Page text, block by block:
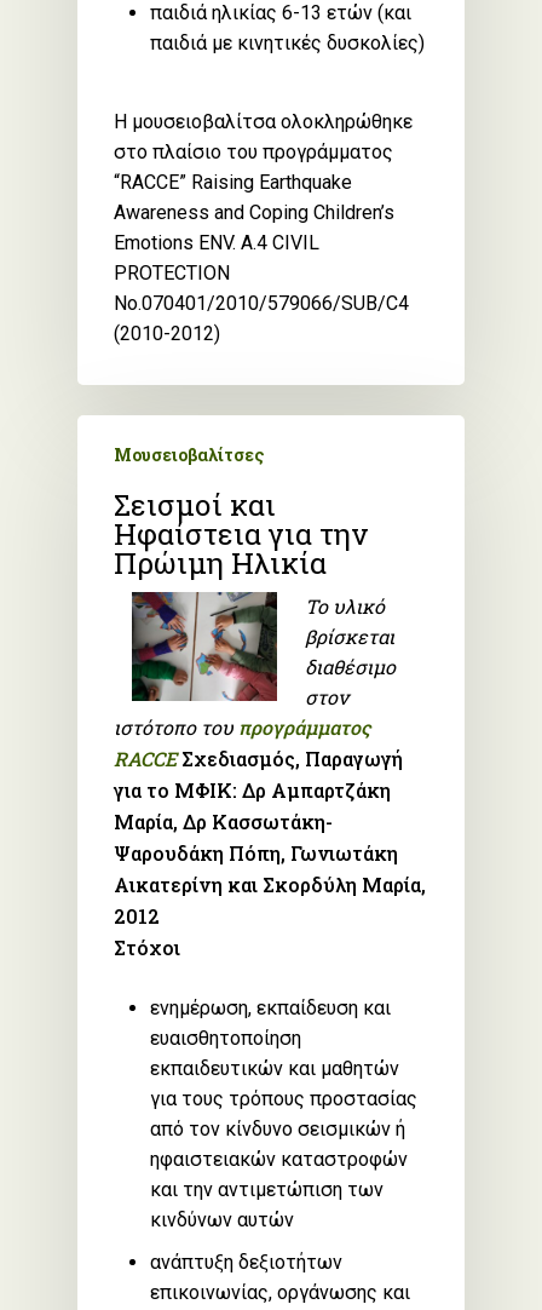
παιδιά ηλικίας 6-13 ετών (και
παιδιά με κινητικές δυσκολίες)
Η μουσειοβαλίτσα ολοκληρώθηκε
στο πλαίσιο του προγράμματος
“RACCE” Raising Earthquake
Awareness and Coping Children’s
Emotions ΕΝV. A.4 CIVIL
PROTECTION
No.070401/2010/579066/SUB/C4
(2010-2012)
Μουσειοβαλίτσες
Σεισμοί και
Ηφαίστεια για την
Πρώιμη Ηλικία
Το υλικό
βρίσκεται
διαθέσιμο
στον
ιστότοπο του προγράμματος
RACCE Σχεδιασμός, Παραγωγή
για το ΜΦΙΚ: Δρ Αμπαρτζάκη
Μαρία, Δρ Κασσωτάκη-
Ψαρουδάκη Πόπη, Γωνιωτάκη
Αικατερίνη και Σκορδύλη Μαρία,
2012
Στόχοι
ενημέρωση, εκπαίδευση και
ευαισθητοποίηση
εκπαιδευτικών και μαθητών
για τους τρόπους προστασίας
από τον κίνδυνο σεισμικών ή
ηφαιστειακών καταστροφών
και την αντιμετώπιση των
κινδύνων αυτών
ανάπτυξη δεξιοτήτων
επικοινωνίας, οργάνωσης και